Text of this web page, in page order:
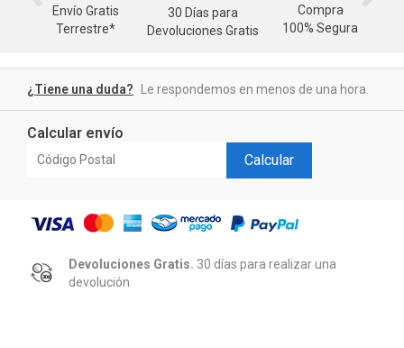
Envío Gratis
Terrestre*
30 Días para
Devoluciones Gratis
Compra
100% Segura
¿Tiene una duda? Le respondemos en menos de una hora.
Calcular envío
Calcular
Devoluciones Gratis. 30 días para realizar una
devolución